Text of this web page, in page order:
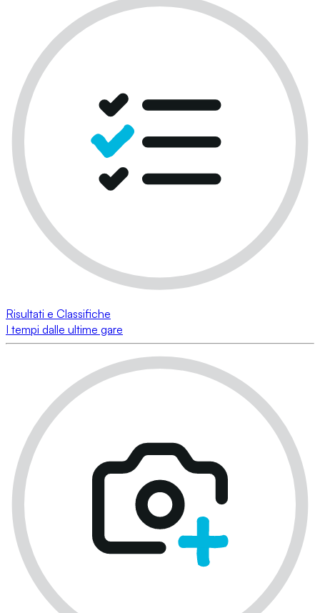
Risultati e Classifiche
I tempi dalle ultime gare